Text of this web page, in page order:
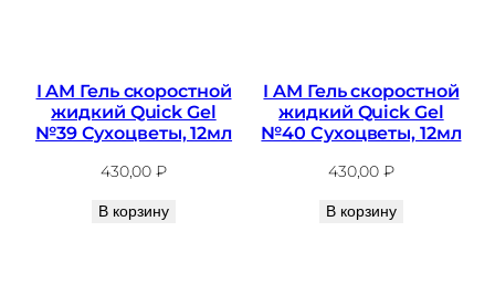
I AM Гель скоростной
жидкий Quick Gel
№39 Сухоцветы, 12мл
430,00₽
В корзину
I AM Гель скоростной
жидкий Quick Gel
№40 Сухоцветы, 12мл
430,00₽
В корзину